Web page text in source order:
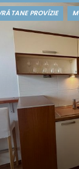
PROVÍZIE